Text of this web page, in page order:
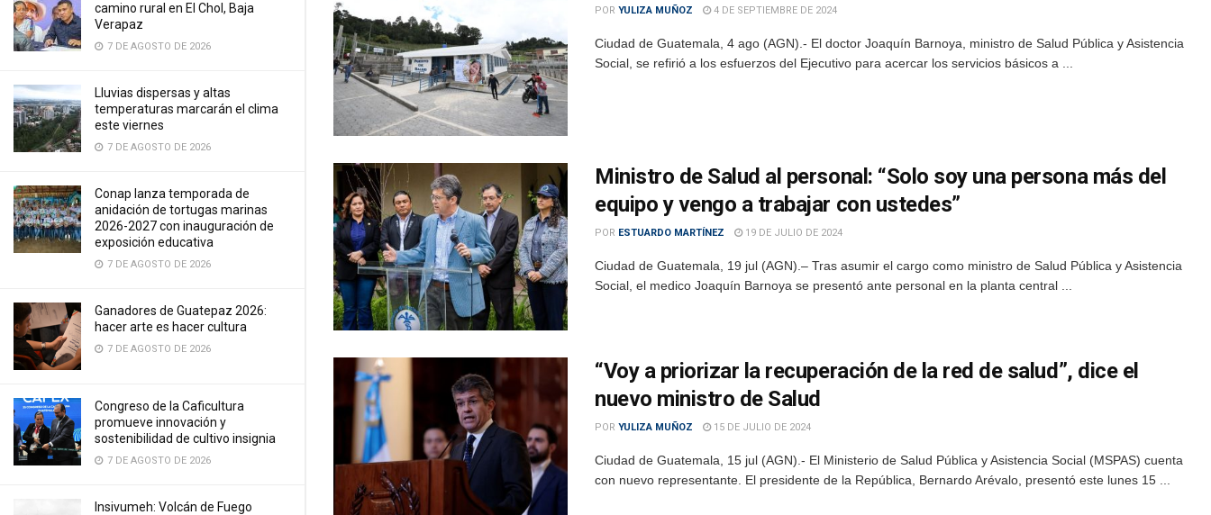
camino rural en El Chol, Baja
Verapaz
7 DE AGOSTO DE 2026
Lluvias dispersas y altas
temperaturas marcarán el clima
este viernes
7 DE AGOSTO DE 2026
Conap lanza temporada de
anidación de tortugas marinas
2026-2027 con inauguración de
exposición educativa
7 DE AGOSTO DE 2026
Ganadores de Guatepaz 2026:
hacer arte es hacer cultura
7 DE AGOSTO DE 2026
Congreso de la Caficultura
promueve innovación y
sostenibilidad de cultivo insignia
7 DE AGOSTO DE 2026
Insivumeh: Volcán de Fuego
POR YULIZA MUÑOZ 4 DE SEPTIEMBRE DE 2024
Ciudad de Guatemala, 4 ago (AGN).- El doctor Joaquín Barnoya, ministro de Salud Pública y Asistencia
Social, se refirió a los esfuerzos del Ejecutivo para acercar los servicios básicos a ...
Ministro de Salud al personal: “Solo soy una persona más del
equipo y vengo a trabajar con ustedes”
POR ESTUARDO MARTÍNEZ 19 DE JULIO DE 2024
Ciudad de Guatemala, 19 jul (AGN).– Tras asumir el cargo como ministro de Salud Pública y Asistencia
Social, el medico Joaquín Barnoya se presentó ante personal en la planta central ...
“Voy a priorizar la recuperación de la red de salud”, dice el
nuevo ministro de Salud
POR YULIZA MUÑOZ 15 DE JULIO DE 2024
Ciudad de Guatemala, 15 jul (AGN).- El Ministerio de Salud Pública y Asistencia Social (MSPAS) cuenta
con nuevo representante. El presidente de la República, Bernardo Arévalo, presentó este lunes 15 ...